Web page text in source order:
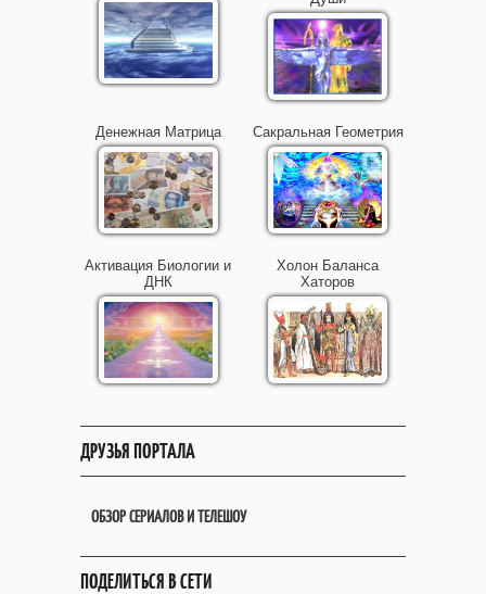
Денежная Матрица Сакральная Геометрия
Активация Биологии и
ДНК
Холон Баланса
Хаторов
ДРУЗЬЯ ПОРТАЛА
ОБЗОР СЕРИАЛОВ И ТЕЛЕШОУ
ПОДЕЛИТЬСЯ В СЕТИ